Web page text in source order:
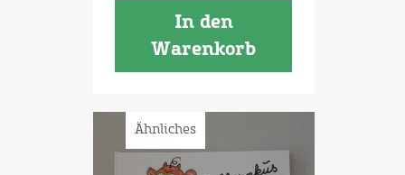
In den
Warenkorb
Ähnliches